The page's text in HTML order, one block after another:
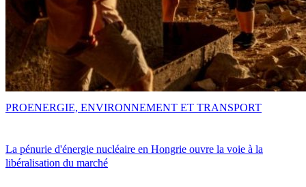
La pénurie d'énergie nucléaire en Hongrie ouvre la voie à la
libéralisation du marché
PROENERGIE, ENVIRONNEMENT ET TRANSPORT